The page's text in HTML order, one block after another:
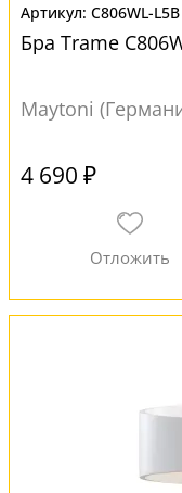
C806WL-L5B
Бра Trame
Maytoni
4 690 ₽